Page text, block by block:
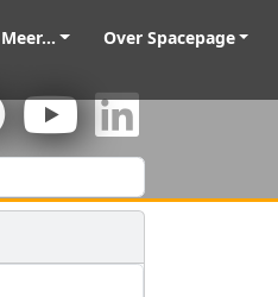
Meer... Over Spacepage